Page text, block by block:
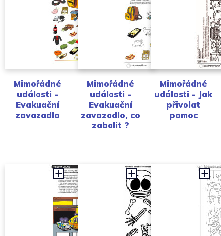
Mimořádné
události -
Evakuační
zavazadlo
Mimořádné
události -
Evakuační
zavazadlo, co
zabalit ?
Mimořádné
události - Jak
přivolat
pomoc